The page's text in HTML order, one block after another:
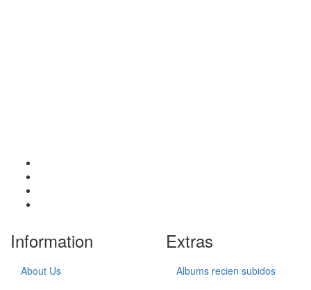
Information
About Us
Extras
Albums recien subidos